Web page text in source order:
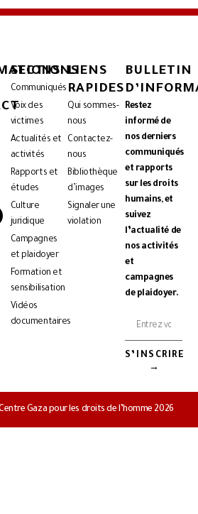
SECTIONS
Communiqués
Voix des
victimes
Actualités et
activités
Rapports et
études
Culture
juridique
Campagnes
et plaidoyer
Formation et
sensibilisation
Vidéos
documentaires
LIENS
RAPIDES
Qui sommes-
nous
Contactez-
nous
Bibliothèque
d’images
Signaler une
violation
BULLETIN
Restez
informé de
nos derniers
communiqués
et rapports
sur les droits
humains, et
suivez
l’actualité de
nos activités
et
campagnes
de plaidoyer.
S’INSCRIRE
→
Gaza pour les droits de l’homme 2026